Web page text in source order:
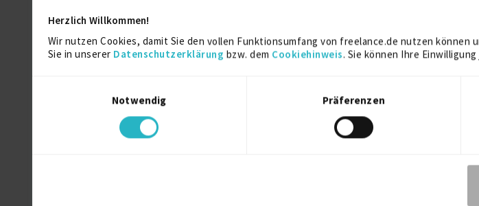
Herzlich Willkommen!
Wir nutzen Cookies, damit Sie den vollen Funktionsumfang von freelance.de nutzen
Sie in unserer Datenschutzerklärung bzw. dem Cookiehinweis. Sie können Ihre
Notwendig
Präferenzen
Senior SW-Ingenieur Stuttgart
Java (allg.) 9 J.